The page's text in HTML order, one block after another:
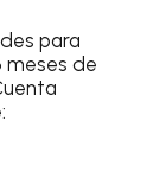
para
de